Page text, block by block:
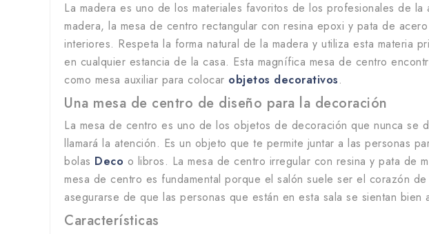
La madera es uno de los materiales favoritos de los profesionales de
madera, la mesa de centro rectangular con resina epoxi y pata de
interiores. Respeta la forma natural de la madera y utiliza esta materia
en cualquier estancia de la casa. Esta magnífica mesa de centro
como mesa auxiliar para colocar objetos decorativos.
Una mesa de centro de diseño para la decoración
La mesa de centro es uno de los objetos de decoración que nunca
llamará la atención. Es un objeto que te permite juntar a las personas
bolas Deco o libros. La mesa de centro irregular con resina y pata de
mesa de centro es fundamental porque el salón suele ser el corazón
asegurarse de que las personas que están en esta sala se sientan bien
Características